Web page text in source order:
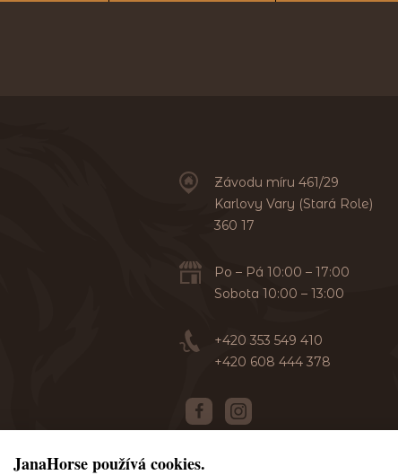
Závodu míru 461/29
Karlovy Vary (Stará Role)
360 17
Po – Pá 10:00 – 17:00
Sobota 10:00 – 13:00
+420 353 549 410
+420 608 444 378
JanaHorse používá cookies.